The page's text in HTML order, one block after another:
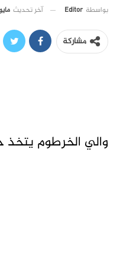
بواسطة Editor آخر تحديث مايو 23,
مشاركة
والي الخرطوم